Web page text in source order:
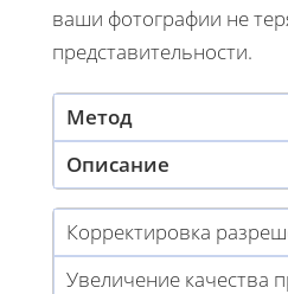
ваши фотографии не
представительности.
Метод
Описание
Корректировка
Увеличение качества